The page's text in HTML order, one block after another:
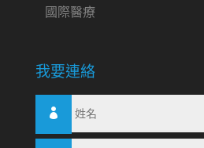
國際醫療
我要連絡